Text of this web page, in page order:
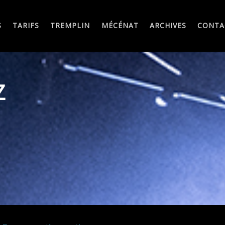
TARIFS TREMPLIN MÉCÉNAT ARCHIVES